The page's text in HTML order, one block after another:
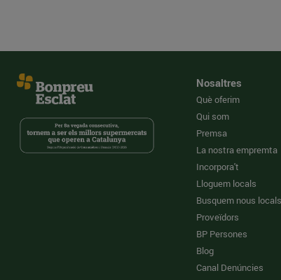
Nosaltres
Què oferim
Qui som
Premsa
La nostra empremta
Incorpora't
Lloguem locals
Busquem nous locals
Proveïdors
BP Persones
Blog
Canal Denúncies